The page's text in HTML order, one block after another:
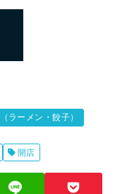
ラーメン・餃子）
開店